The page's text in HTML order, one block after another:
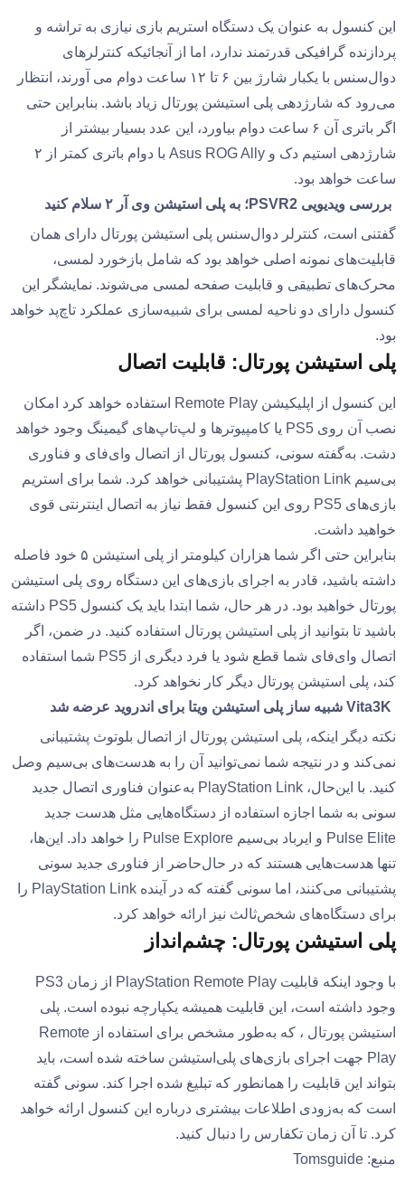
این کنسول به عنوان یک دستگاه استریم بازی نیازی به تراشه و
پردازنده گرافیکی قدرتمند ندارد، اما از آنجائیکه کنترلرهای
دوال‌سنس با یکبار شارژ بین ۶ تا ۱۲ ساعت دوام می آورند، انتظار
می‌رود که شارژدهی پلی استیشن پورتال زیاد باشد. بنابراین حتی
اگر باتری آن ۶ ساعت دوام بیاورد، این عدد بسیار بیشتر از
شارژدهی استیم دک و Asus ROG Ally با دوام باتری کمتر از ۲
ساعت خواهد بود.
بررسی ویدیویی PSVR2؛ به پلی استیشن وی آر ۲ سلام کنید
گفتنی است، کنترلر دوال‌سنس پلی استیشن پورتال دارای همان
قابلیت‌های نمونه اصلی خواهد بود که شامل بازخورد لمسی،
محرک‌‌های تطبیقی و قابلیت صفحه لمسی می‌شوند. نمایشگر این
کنسول دارای دو ناحیه لمسی برای شبیه‌سازی عملکرد تاچ‌پد خواهد
بود.
پلی استیشن پورتال: قابلیت اتصال
این کنسول از اپلیکیشن Remote Play استفاده خواهد کرد امکان
نصب آن روی PS5 یا کامپیوترها و لپ‌تاپ‌های گیمینگ وجود خواهد
دشت. به‌گفته سونی، کنسول پورتال از اتصال وای‌فای و فناوری
بی‌سیم PlayStation Link پشتیبانی خواهد کرد. شما برای استریم
بازی‌های PS5 روی این کنسول فقط نیاز به اتصال اینترنتی قوی
خواهید داشت.
بنابراین حتی اگر شما هزاران کیلومتر از پلی استیشن ۵ خود فاصله
داشته باشید، قادر به اجرای بازی‌های این دستگاه روی پلی استیشن
پورتال خواهید بود. در هر حال، شما ابتدا باید یک کنسول PS5 داشته
باشید تا بتوانید از پلی استیشن پورتال استفاده کنید. در ضمن، اگر
اتصال وای‌فای شما قطع شود یا فرد دیگری از PS5 شما استفاده
کند، پلی استیشن پورتال دیگر کار نخواهد کرد.
Vita3K شبیه ساز پلی استیشن ویتا برای اندروید عرضه شد
نکته دیگر اینکه، پلی استیشن پورتال از اتصال بلوتوث پشتیبانی
نمی‌کند و در نتیجه شما نمی‌توانید آن را به هدست‌های بی‌سیم وصل
کنید. با این‌حال، PlayStation Link به‌عنوان فناوری اتصال جدید
سونی به شما اجازه استفاده از دستگاه‌هایی مثل هدست جدید
Pulse Elite و ایرباد بی‌سیم Pulse Explore را خواهد داد. این‌ها،
تنها هدست‌هایی هستند که در حال‌حاضر از فناوری جدید سونی
پشتیبانی می‌کنند، اما سونی گفته که در آینده PlayStation Link را
برای دستگاه‌های شخص‌ثالث نیز ارائه خواهد کرد.
پلی استیشن پورتال: چشم‌انداز
با وجود اینکه قابلیت PlayStation Remote Play از زمان PS3
وجود داشته است، این قابلیت همیشه یکپارچه نبوده است. پلی
استیشن پورتال ، که به‌طور مشخص برای استفاده از Remote
Play جهت اجرای بازی‌های پلی‌استیشن ساخته شده است، باید
بتواند این قابلیت را همانطور که تبلیغ شده اجرا کند. سونی گفته
است که به‌زودی اطلاعات بیشتری درباره این کنسول ارائه خواهد
کرد. تا آن زمان تکفارس را دنبال کنید.
منبع: Tomsguide